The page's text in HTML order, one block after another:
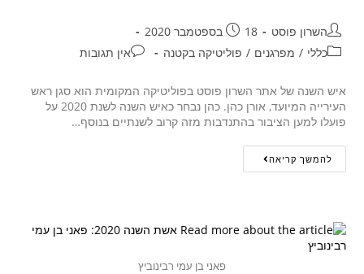
השרון פוסט
18 בספטמבר 2020
כללי / מפרגנים / פוליטיקה בקטנה אין תגובות
איש השנה של אתר השרון פוסט בפוליטיקה המקומית הוא סגן ראש
העירייה המיועד, אורן כהן. כהן נבחר כאיש השנה לשנת 2020 על
פועלו למען הציבור בהתנדבות מזה קרוב לשנתיים בנוסף…
להמשך קריאה
פאני בן עמי רבינוביץ